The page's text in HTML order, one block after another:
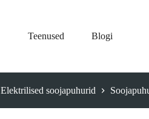
Teenused Blogi
Elektrilised soojapuhurid